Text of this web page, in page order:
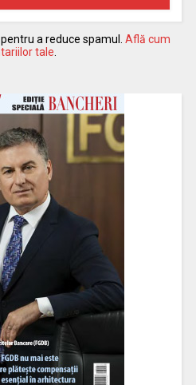
a reduce spamul. Află cum
tale